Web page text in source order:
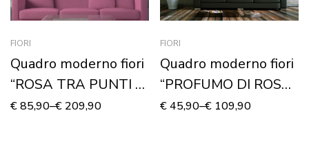
FIORI
Quadro moderno fiori
“ROSA TRA PUNTI DI
LUCE” – Stampa su
€85,90–€ 209,90
FIORI
Quadro moderno fiori
“PROFUMO DI ROSE
FRESCHE”
€45,90–€ 109,90